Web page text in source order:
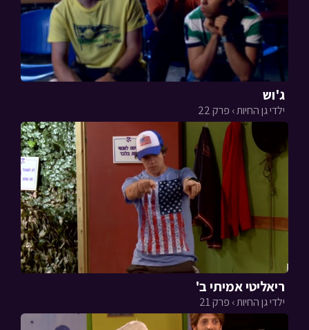
ג'וש
ילדי גן החיות › פרק 22
ריאליטי אמיתי ב'
ילדי גן החיות › פרק 21